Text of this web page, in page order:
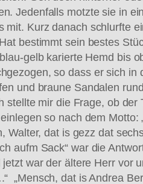
Jedenfalls motzte sie in
mit. Kurz danach schlurfte
bestimmt sein bestes
gelb karierte Hemd bis
so dass er sich
und braune Sandalen
stellte mir die Frage, ob
so nach dem
Walter, dat is gezz dat
aufm Sack“ war die
jetzt war der ältere Herr
„Mensch, dat is Andrea